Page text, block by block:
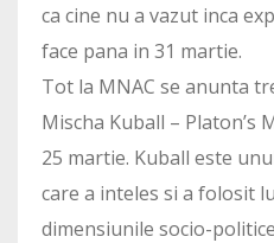
ca cine nu a vazut inca
face pana in 31 martie.
Tot la MNAC se anunta
Mischa Kuball – Platon’s
25 martie. Kuball este
care a inteles si a folosit
dimensiunile socio-